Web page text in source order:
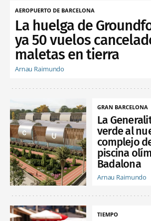
AEROPUERTO DE BARCELONA
La huelga de
ya 50 vuelos
maletas en tierra
Arnau Raimundo
GRAN BARCELONA
La
verde al
complejo
piscina
Badalona
Arnau Raimundo
TIEMPO